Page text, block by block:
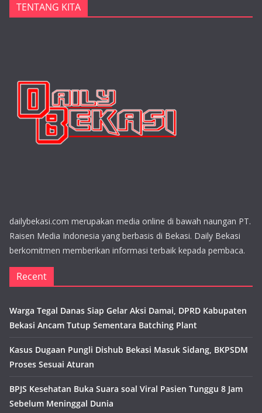
TENTANG KITA
dailybekasi.com merupakan media online di bawah naungan PT.
Raisen Media Indonesia yang berbasis di Bekasi. Daily Bekasi
berkomitmen memberikan informasi terbaik kepada pembaca.
Recent
Warga Tegal Danas Siap Gelar Aksi Damai, DPRD Kabupaten
Bekasi Ancam Tutup Sementara Batching Plant
Kasus Dugaan Pungli Dishub Bekasi Masuk Sidang, BKPSDM
Proses Sesuai Aturan
BPJS Kesehatan Buka Suara soal Viral Pasien Tunggu 8 Jam
Sebelum Meninggal Dunia